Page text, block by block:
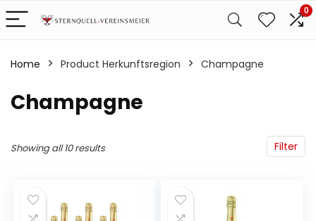
0
Home Product Herkunftsregion ‎Champagne
‎Champagne
Filter
Showing all 10 results